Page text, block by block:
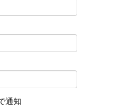
通知